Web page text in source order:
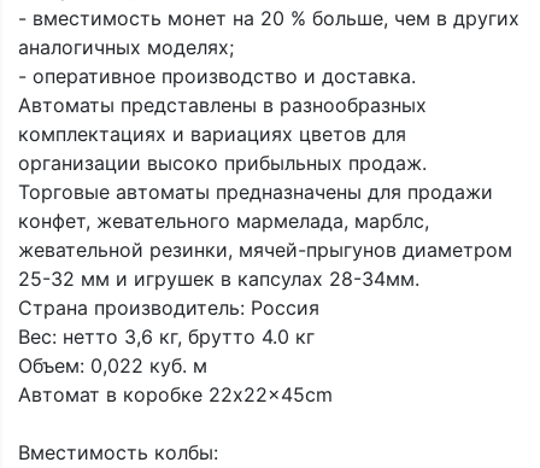
- вместимость монет на 20 % больше, чем в других
аналогичных моделях;
- оперативное производство и доставка.
Автоматы представлены в разнообразных
комплектациях и вариациях цветов для
организации высоко прибыльных продаж.
Торговые автоматы предназначены для продажи
конфет, жевательного мармелада, марблс,
жевательной резинки, мячей-прыгунов диаметром
25-32 мм и игрушек в капсулах 28-34мм.
Страна производитель: Россия
Вес: нетто 3,6 кг, брутто 4.0 кг
Объем: 0,022 куб. м
Автомат в коробке 22x22x45cm
Вместимость колбы: